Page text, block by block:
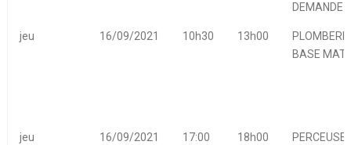
DEMANDE
jeu 16/09/2021 10h30 13h00
BASE
jeu 16/09/2021 17:00 18h00